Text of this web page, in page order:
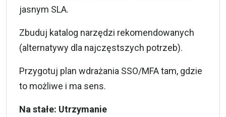
jasnym SLA.
Zbuduj katalog narzędzi rekomendowanych
(alternatywy dla najczęstszych potrzeb).
Przygotuj plan wdrażania SSO/MFA tam, gdzie
to możliwe i ma sens.
Na stałe: Utrzymanie